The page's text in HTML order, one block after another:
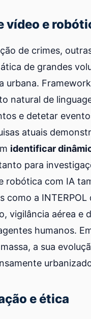
vídeo e
de crimes,
de grandes
urbana.
natural de
e detetar
atuais
identificar
para
robótica com IA
como a
vigilância aérea e
humanos.
a sua
e ética